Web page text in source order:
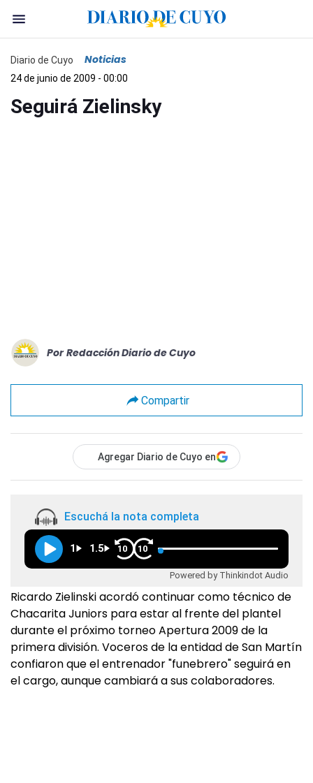
Diario de Cuyo Noticias
24 de junio de 2009 - 00:00
Seguirá Zielinsky
Por Redacción Diario de Cuyo
Compartir
Agregar Diario de Cuyo en
Escuchá la nota completa
1 1.5 10 10
Powered by Thinkindot Audio
Ricardo Zielinski acordó continuar como técnico de
Chacarita Juniors para estar al frente del plantel
durante el próximo torneo Apertura 2009 de la
primera división. Voceros de la entidad de San Martín
confiaron que el entrenador "funebrero" seguirá en
el cargo, aunque cambiará a sus colaboradores.